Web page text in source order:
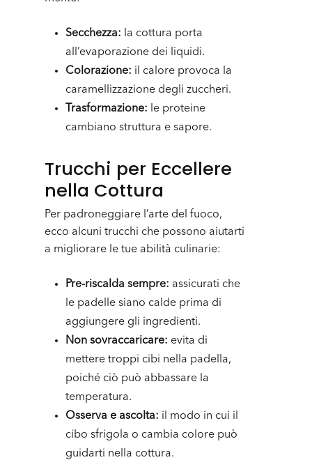
Secchezza: la cottura porta
all’evaporazione dei liquidi.
Colorazione: il calore provoca la
caramellizzazione degli zuccheri.
Trasformazione: le proteine
cambiano struttura e sapore.
Trucchi per Eccellere
nella Cottura
Per padroneggiare l’arte del fuoco,
ecco alcuni trucchi che possono aiutarti
a migliorare le tue abilità culinarie:
Pre-riscalda sempre: assicurati che
le padelle siano calde prima di
aggiungere gli ingredienti.
Non sovraccaricare: evita di
mettere troppi cibi nella padella,
poiché ciò può abbassare la
temperatura.
Osserva e ascolta: il modo in cui il
cibo sfrigola o cambia colore può
guidarti nella cottura.